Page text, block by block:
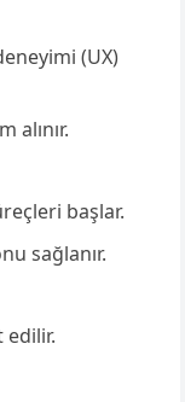
(UX)
başlar.
sağlanır.
edilir.